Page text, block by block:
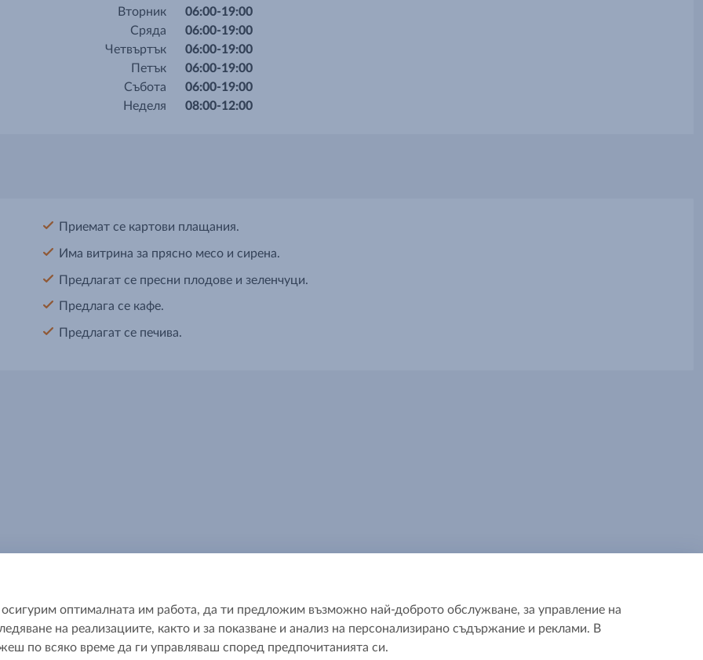
Вторник
Сряда
Четвъртък
Петък
Събота
Неделя
06:00-19:00
06:00-19:00
06:00-19:00
06:00-19:00
06:00-19:00
08:00-12:00
Приемат се картови плащания.
Има витрина за прясно месо и сирена.
Предлагат се пресни плодове и зеленчуци.
Предлага се кафе.
Предлагат се печива.
осигурим оптималната им работа, да ти предложим възможно най-доброто обслужване, за управление на
на реализациите, както и за показване и анализ на персонализирано съдържание и реклами. В
по всяко време да ги управляваш според предпочитанията си.